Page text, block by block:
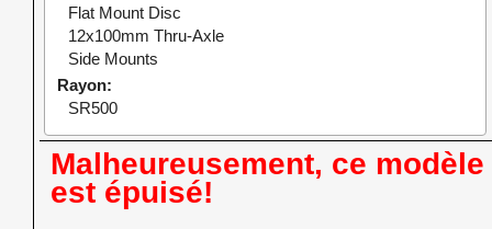
Flat Mount Disc
12x100mm Thru-Axle
Side Mounts
Rayon
SR500
Malheureusement, ce modèle
est épuisé!